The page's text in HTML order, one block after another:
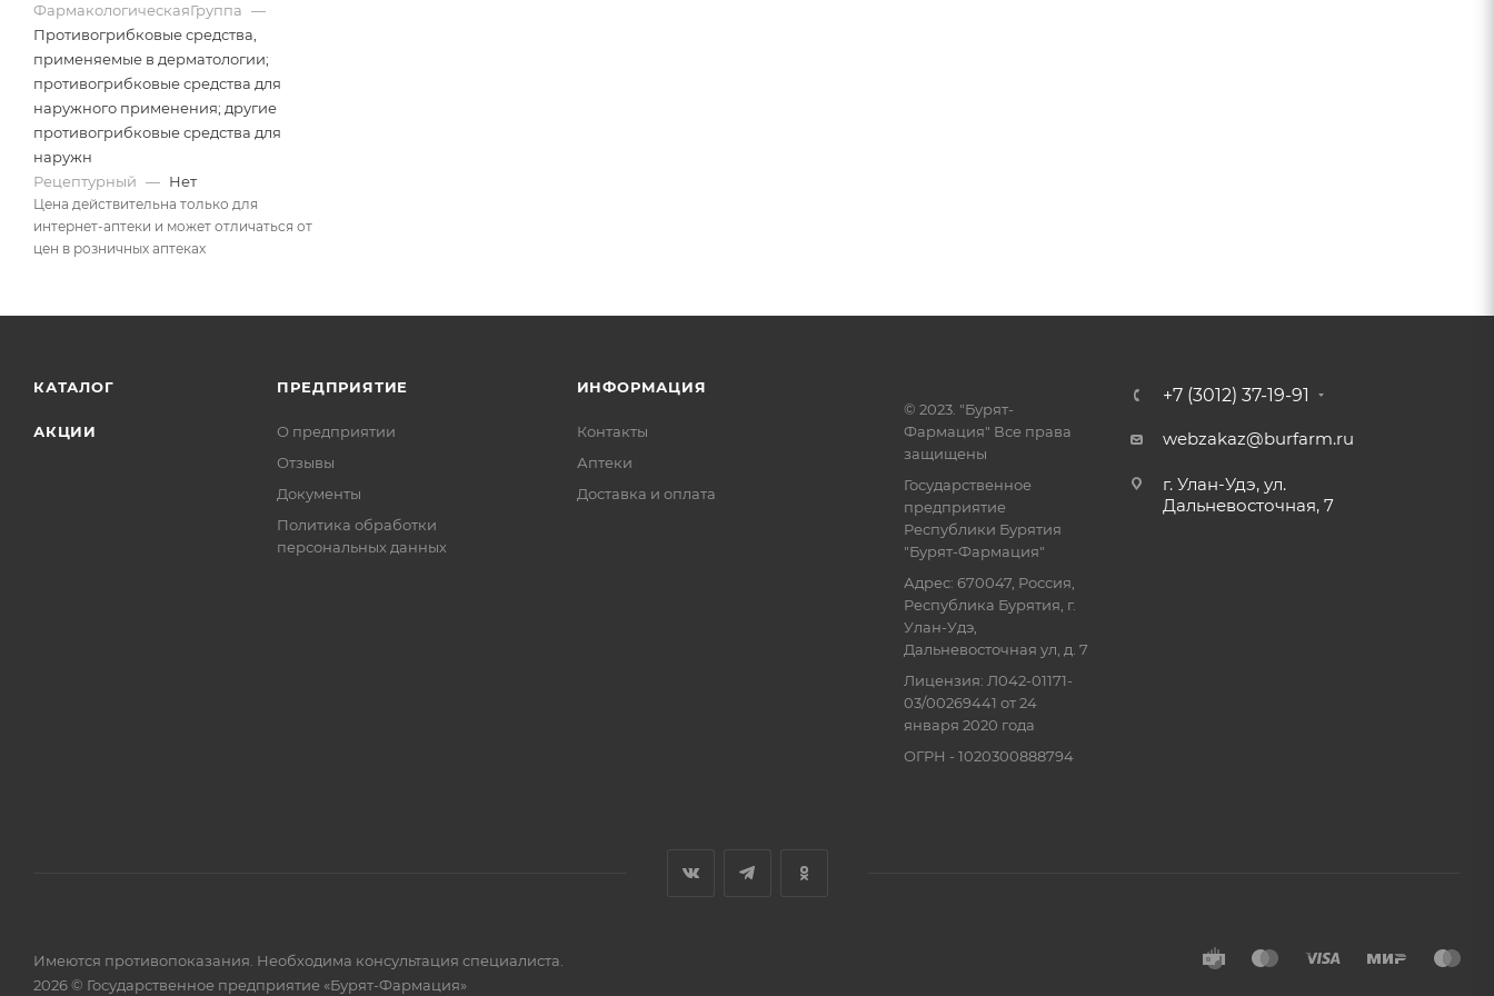
ФармакологическаяГруппа —
Противогрибковые средства,
применяемые в дерматологии;
противогрибковые средства для
наружного применения; другие
противогрибковые средства для
наружн
Рецептурный — Нет
Цена действительна только для
интернет-аптеки и может отличаться от
цен в розничных аптеках
КАТАЛОГ
АКЦИИ
ПРЕДПРИЯТИЕ
О предприятии
Отзывы
Документы
Политика обработки
персональных данных
ИНФОРМАЦИЯ
Контакты
Аптеки
Доставка и оплата
© 2023. "Бурят-
Фармация" Все права
защищены
Государственное
предприятие
Республики Бурятия
"Бурят-Фармация"
Адрес: 670047, Россия,
Республика Бурятия, г.
Улан-Удэ,
Дальневосточная ул, д. 7
Лицензия: Л042-01171-
03/00269441 от 24
января 2020 года
ОГРН - 1020300888794
+7 (3012) 37-19-91
webzakaz@burfarm.ru
г. Улан-Удэ, ул.
Дальневосточная, 7
Имеются противопоказания. Необходима консультация специалиста.
2026 © Государственное предприятие «Бурят-Фармация»